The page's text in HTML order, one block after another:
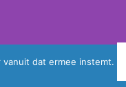
dat ermee instemt.